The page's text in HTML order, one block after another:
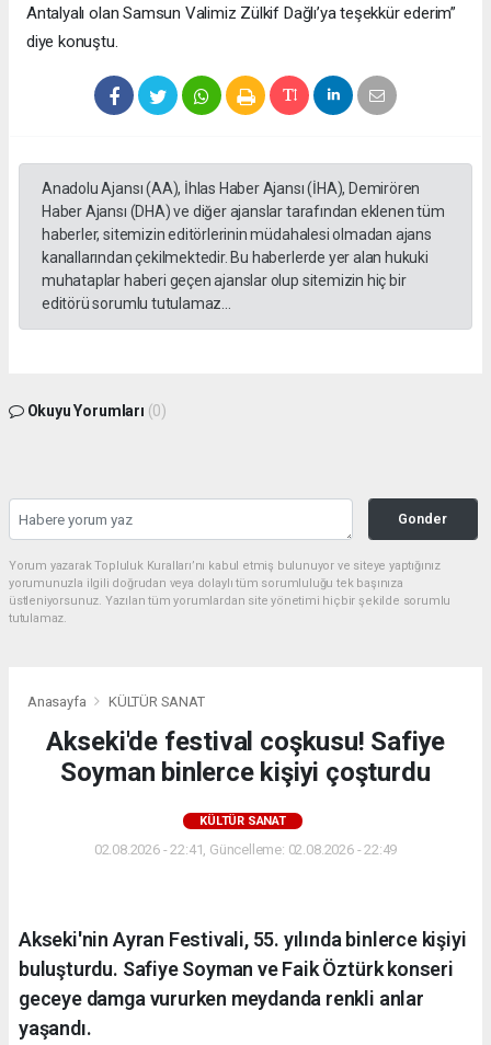
Antalyalı olan Samsun Valimiz Zülkif Dağlı’ya teşekkür ederim”
diye konuştu.
Anadolu Ajansı (AA), İhlas Haber Ajansı (İHA), Demirören
Haber Ajansı (DHA) ve diğer ajanslar tarafından eklenen tüm
haberler, sitemizin editörlerinin müdahalesi olmadan ajans
kanallarından çekilmektedir. Bu haberlerde yer alan hukuki
muhataplar haberi geçen ajanslar olup sitemizin hiç bir
editörü sorumlu tutulamaz...
Okuyu Yorumları (0)
Gonder
Yorum yazarak Topluluk Kuralları’nı kabul etmiş bulunuyor ve siteye yaptığınız
yorumunuzla ilgili doğrudan veya dolaylı tüm sorumluluğu tek başınıza
üstleniyorsunuz. Yazılan tüm yorumlardan site yönetimi hiçbir şekilde sorumlu
tutulamaz.
Anasayfa KÜLTÜR SANAT
Akseki'de festival coşkusu! Safiye
Soyman binlerce kişiyi çoşturdu
KÜLTÜR SANAT
02.08.2026 - 22:41, Güncelleme: 02.08.2026 - 22:49
Akseki'nin Ayran Festivali, 55. yılında binlerce kişiyi
buluşturdu. Safiye Soyman ve Faik Öztürk konseri
geceye damga vururken meydanda renkli anlar
yaşandı.